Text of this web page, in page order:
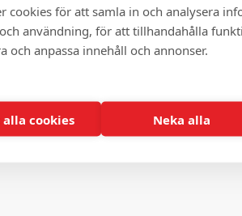
cookies för att samla in och analysera
användning, för att tillhandahålla
och anpassa innehåll och annonser.
cookies Neka alla